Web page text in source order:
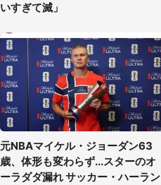
いすぎて滅」
元NBAマイケル・ジョーダン63
歳、体形も変わらず...スターのオ
ーラダダ漏れ サッカー・ハーラン